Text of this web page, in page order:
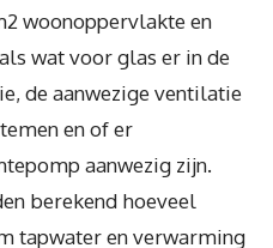
woonoppervlakte en
wat voor glas er in de
de aanwezige ventilatie
en of er
aanwezig zijn.
berekend hoeveel
tapwater en verwarming